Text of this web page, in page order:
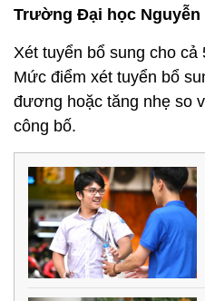
Trường Đại học Nguyễn
Xét tuyển bổ sung cho
Mức điểm xét tuyển bổ
đương hoặc tăng nhẹ so
công bố.